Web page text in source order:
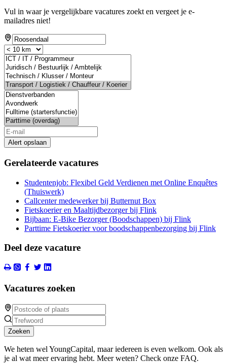
Vul in waar je vergelijkbare vacatures zoekt en vergeet je e-
mailadres niet!
Alert opslaan
Gerelateerde vacatures
Studentenjob: Flexibel Geld Verdienen met Online Enquêtes
(Thuiswerk)
Callcenter medewerker bij Butternut Box
Fietskoerier en Maaltijdbezorger bij Flink
Bijbaan: E-Bike Bezorger (Boodschappen) bij Flink
Parttime Fietskoerier voor boodschappenbezorging bij Flink
Deel deze vacature
Vacatures zoeken
Zoeken
We heten wel YoungCapital, maar iedereen is even welkom. Ook als
je al wat meer ervaring hebt. Meer weten? Check onze FAQ.